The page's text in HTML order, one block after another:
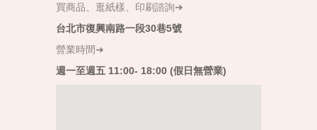
買商品、逛紙樣、印刷諮詢➜
台北市復興南路一段30巷5號
營業時間➜
週一至週五 11:00- 18:00 (假日無營業)